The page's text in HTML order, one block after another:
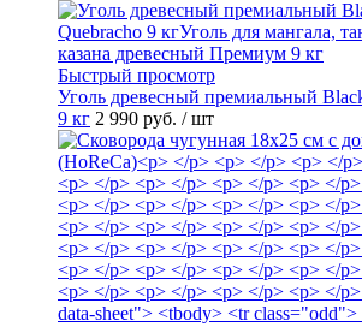
Быстрый просмотр
Уголь древесный премиальный
9 кг 2 990 руб. / шт